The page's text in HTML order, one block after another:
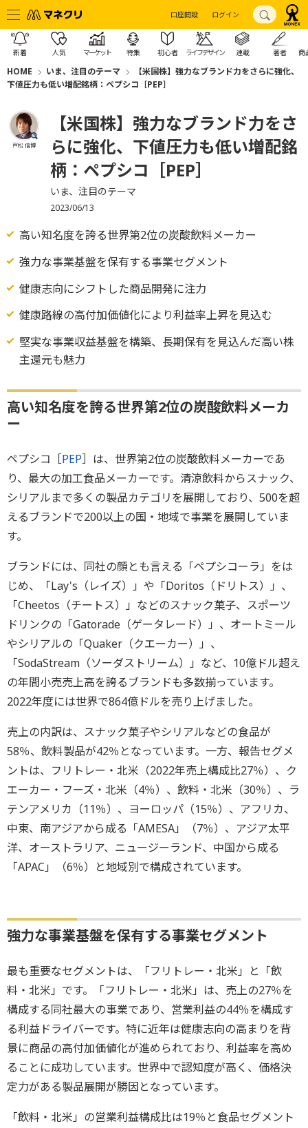
口座開設 ログイン
新着 人気 マーケット 特集 初心者 ライフデザイン 連載 著者 商
HOME いま、注目のテーマ
【米国株】強力なブランド力をさらに強化、
下値圧力も低い増配銘柄：ペプシコ［PEP］
戸松 信博
【米国株】強力なブランド力をさ
らに強化、下値圧力も低い増配銘
柄：ペプシコ［PEP］
いま、注目のテーマ
2023/06/13
高い知名度を誇る世界第2位の炭酸飲料メーカー
強力な事業基盤を保有する事業セグメント
健康志向にシフトした商品開発に注力
健康路線の高付加価値化により利益率上昇を見込む
堅実な事業収益基盤を構築、長期保有を見込んだ高い株
主還元も魅力
高い知名度を誇る世界第2位の炭酸飲料メーカ
ー
ペプシコ［PEP］は、世界第2位の炭酸飲料メーカーであ
り、最大の加工食品メーカーです。清涼飲料からスナック、
シリアルまで多くの製品カテゴリを展開しており、500を超
えるブランドで200以上の国・地域で事業を展開していま
す。
ブランドには、同社の顔とも言える「ペプシコーラ」をは
じめ、「Lay's（レイズ）」や「Doritos（ドリトス）」、
「Cheetos（チートス）」などのスナック菓子、スポーツ
ドリンクの「Gatorade（ゲータレード）」、オートミール
やシリアルの「Quaker（クエーカー）」、
「SodaStream（ソーダストリーム）」など、10億ドル超え
の年間小売売上高を誇るブランドも多数揃っています。
2022年度には世界で864億ドルを売り上げました。
売上の内訳は、スナック菓子やシリアルなどの食品が
58％、飲料製品が42％となっています。一方、報告セグメ
ントは、フリトレー・北米（2022年売上構成比27％）、ク
エーカー・フーズ・北米（4％）、飲料・北米（30％）、ラ
テンアメリカ（11％）、ヨーロッパ（15％）、アフリカ、
中東、南アジアから成る「AMESA」（7％）、アジア太平
洋、オーストラリア、ニュージーランド、中国から成る
「APAC」（6％）と地域別で構成されています。
強力な事業基盤を保有する事業セグメント
最も重要なセグメントは、「フリトレー・北米」と「飲
料・北米」です。「フリトレー・北米」は、売上の27％を
構成する同社最大の事業であり、営業利益の44％を構成す
る利益ドライバーです。特に近年は健康志向の高まりを背
景に商品の高付加価値化が進められており、利益率を高め
ることに成功しています。世界中で認知度が高く、価格決
定力がある製品展開が勝因となっています。
「飲料・北米」の営業利益構成比は19％と食品セグメント